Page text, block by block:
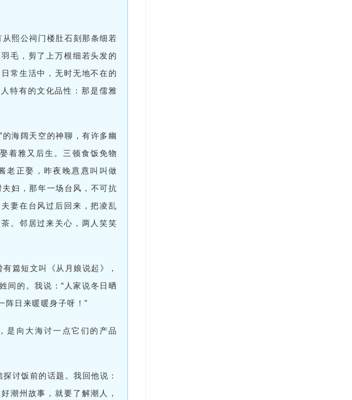
熙公祠门楼肚石刻那条细若
毛，剪了上万根细若头发的
常生活中，无时无地不在的
特有的文化品性：那是儒雅
海阔天空的神聊，有许多幽
着雅又后生。三顿食饭免物
老正娶，昨夜晚慐慐叫叫做
妇，那年一场台风，不可抗
妻在台风过后回来，把凌乱
。邻居过来关心，两人笑笑
篇短文叫《从月娘说起》，
间的。我说：“人家说冬日晒
阵日来暖暖身子呀！”
是向大海讨一点它们的产品
讨饭前的话题。我回他说：
潮州故事，就要了解潮人，